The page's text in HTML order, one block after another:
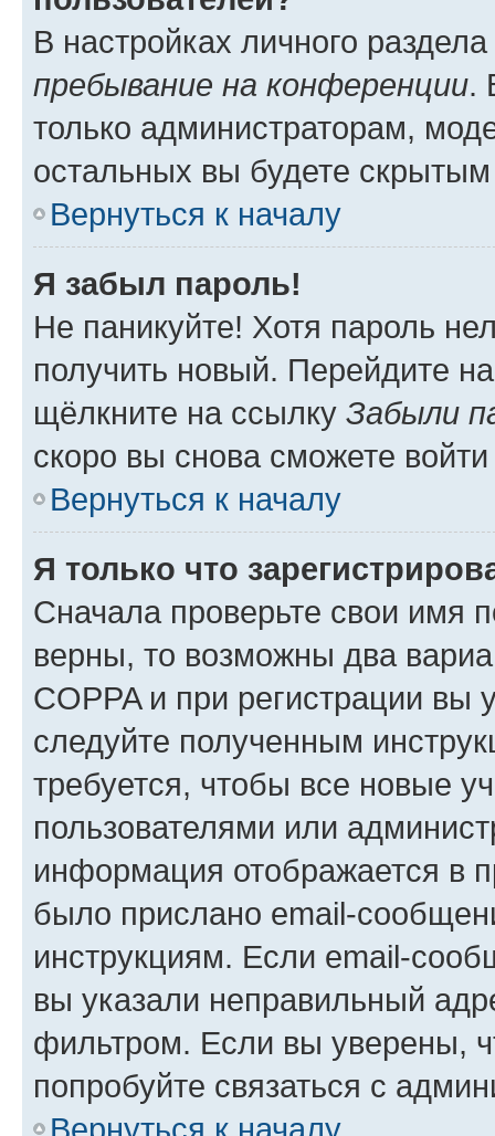
В настройках личного
пребывание на конференции.
только администраторам,
остальных вы будете
Вернуться к началу
Я забыл пароль!
Не паникуйте! Хотя пароль
получить новый. Перейдите
щёлкните на ссылку Забыли
скоро вы снова сможете
Вернуться к началу
Я только что
Сначала проверьте свои имя
верны, то возможны два
COPPA и при регистрации вы
следуйте полученным
требуется, чтобы все новые
пользователями или
информация отображается в
было прислано email-
инструкциям. Если email-
вы указали неправильный
фильтром. Если вы уверены,
попробуйте связаться с
Вернуться к началу